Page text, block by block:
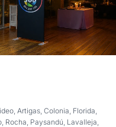
Artigas, Colonia, Florida,
Rocha, Paysandú, Lavalleja,